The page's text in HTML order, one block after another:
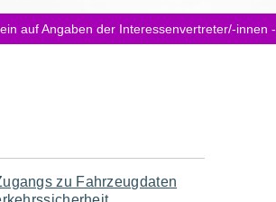
auf Angaben der Interessenvertreter/-innen -
zu Fahrzeugdaten